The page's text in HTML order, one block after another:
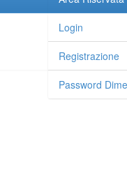
Login
Registrazione
Password